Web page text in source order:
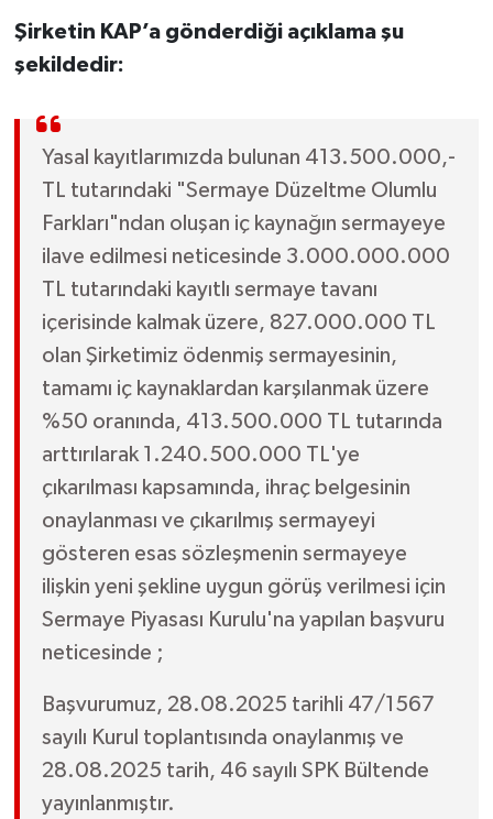
Şirketin KAP’a gönderdiği açıklama şu
şekildedir:
Yasal kayıtlarımızda bulunan 413.500.000,-
TL tutarındaki "Sermaye Düzeltme Olumlu
Farkları"ndan oluşan iç kaynağın sermayeye
ilave edilmesi neticesinde 3.000.000.000
TL tutarındaki kayıtlı sermaye tavanı
içerisinde kalmak üzere, 827.000.000 TL
olan Şirketimiz ödenmiş sermayesinin,
tamamı iç kaynaklardan karşılanmak üzere
%50 oranında, 413.500.000 TL tutarında
arttırılarak 1.240.500.000 TL'ye
çıkarılması kapsamında, ihraç belgesinin
onaylanması ve çıkarılmış sermayeyi
gösteren esas sözleşmenin sermayeye
ilişkin yeni şekline uygun görüş verilmesi için
Sermaye Piyasası Kurulu'na yapılan başvuru
neticesinde ;
Başvurumuz, 28.08.2025 tarihli 47/1567
sayılı Kurul toplantısında onaylanmış ve
28.08.2025 tarih, 46 sayılı SPK Bültende
yayınlanmıştır.